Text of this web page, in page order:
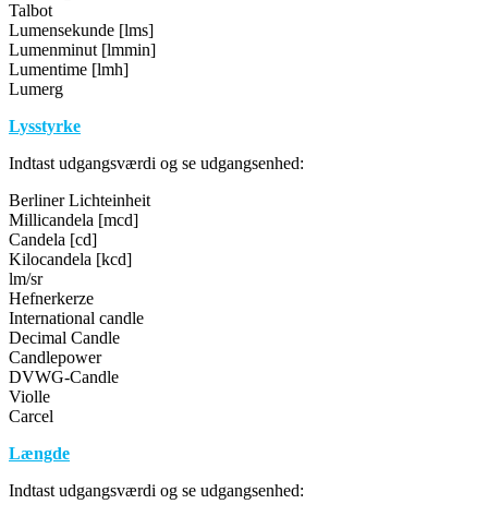
Talbot
Lumensekunde [lms]
Lumenminut [lmmin]
Lumentime [lmh]
Lumerg
Lysstyrke
Indtast udgangsværdi og se udgangsenhed:
Berliner Lichteinheit
Millicandela [mcd]
Candela [cd]
Kilocandela [kcd]
lm/sr
Hefnerkerze
International candle
Decimal Candle
Candlepower
DVWG-Candle
Violle
Carcel
Længde
Indtast udgangsværdi og se udgangsenhed: